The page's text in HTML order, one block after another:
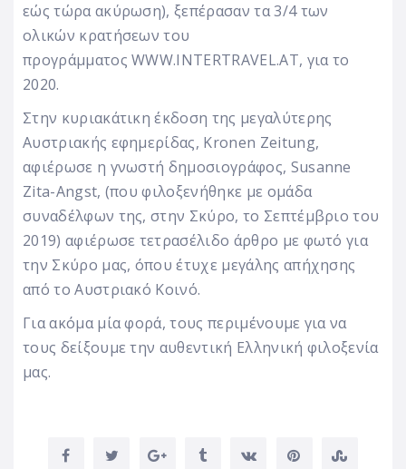
εώς τώρα ακύρωση), ξεπέρασαν τα 3/4 των
ολικών κρατήσεων του
προγράμματοςWWW.INTERTRAVEL.AT, για το
2020.
Στην κυριακάτικη έκδοση της μεγαλύτερης
Αυστριακής εφημερίδας, Kronen Zeitung,
αφιέρωσε η γνωστή δημοσιογράφος, Susanne
Zita-Angst, (που φιλοξενήθηκε με ομάδα
συναδέλφων της, στην Σκύρο, το Σεπτέμβριο του
2019) αφιέρωσε τετρασέλιδο άρθρο με φωτό για
την Σκύρο μας, όπου έτυχε μεγάλης απήχησης
από το Αυστριακό Κοινό.
Για ακόμα μία φορά, τους περιμένουμε για να
τους δείξουμε την αυθεντική Ελληνική φιλοξενία
μας.